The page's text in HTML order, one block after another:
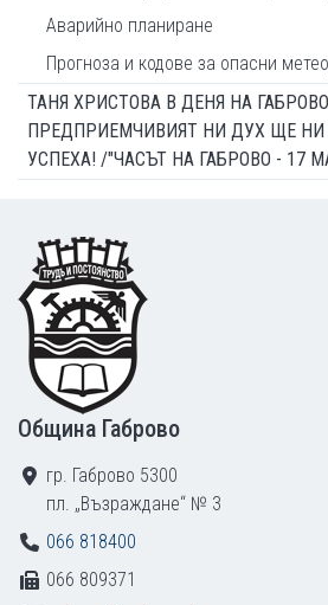
Аварийно планиране
Прогноза и кодове за опасни
ТАНЯ ХРИСТОВА В ДЕНЯ НА
ПРЕДПРИЕМЧИВИЯТ НИ ДУХ ЩЕ НИ
УСПЕХА! /"ЧАСЪТ НА ГАБРОВО - 17
Footer
Община Габрово
гр. Габрово 5300
пл. „Възраждане“ № 3
066 818400
066 809371